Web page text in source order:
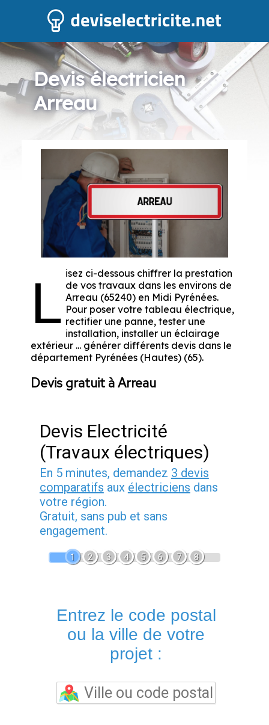
Devis électricien
Arreau
L isez ci-dessous chiffrer la prestation
de vos travaux dans les environs de
Arreau (65240) en Midi Pyrénées.
Pour poser votre tableau électrique,
rectifier une panne, tester une
installation, installer un éclairage
extérieur ... générer différents devis dans le
département Pyrénées (Hautes) (65).
Devis gratuit à Arreau
Devis Electricité
(Travaux électriques)
En 5 minutes, demandez 3 devis
comparatifs aux électriciens dans
votre région.
Gratuit, sans pub et sans
engagement.
1 2 3 4 5 6 7 8
Entrez le code postal
ou la ville de votre
projet :